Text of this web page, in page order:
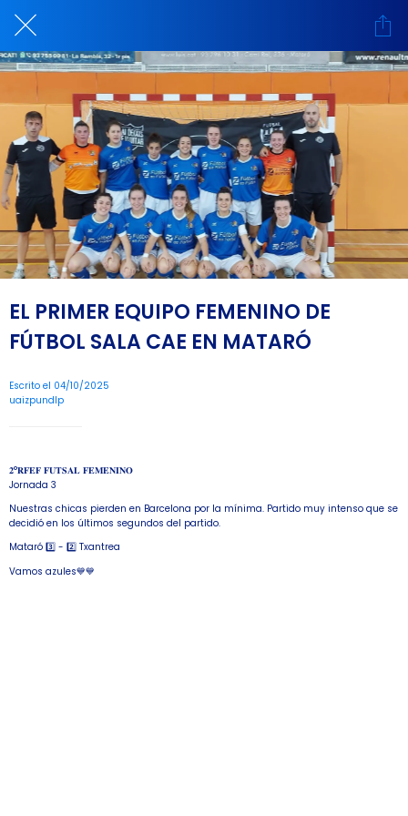
EL PRIMER EQUIPO FEMENINO DE
FÚTBOL SALA CAE EN MATARÓ
Escrito el 04/10/2025
uaizpundlp
𝟐°𝐑𝐅𝐄𝐅 𝐅𝐔𝐓𝐒𝐀𝐋 𝐅𝐄𝐌𝐄𝐍𝐈𝐍𝐎
Jornada 3
Nuestras chicas pierden en Barcelona por la mínima. Partido muy intenso que se
decidió en los últimos segundos del partido.
Mataró 3️⃣ - 2️⃣ Txantrea
Vamos azules💙💙